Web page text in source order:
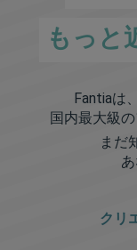
もっと
Fantiaは
国内最大級
まだ
クリ